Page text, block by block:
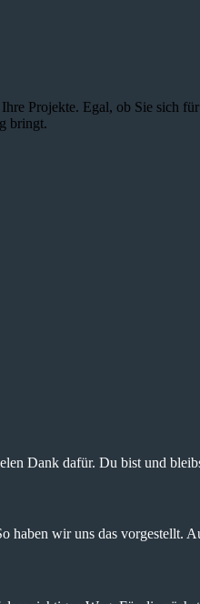
Projekte. Egal, ob Sie sich
bringt.
Dank dafür. Du bist und
wir uns das vorgestellt.